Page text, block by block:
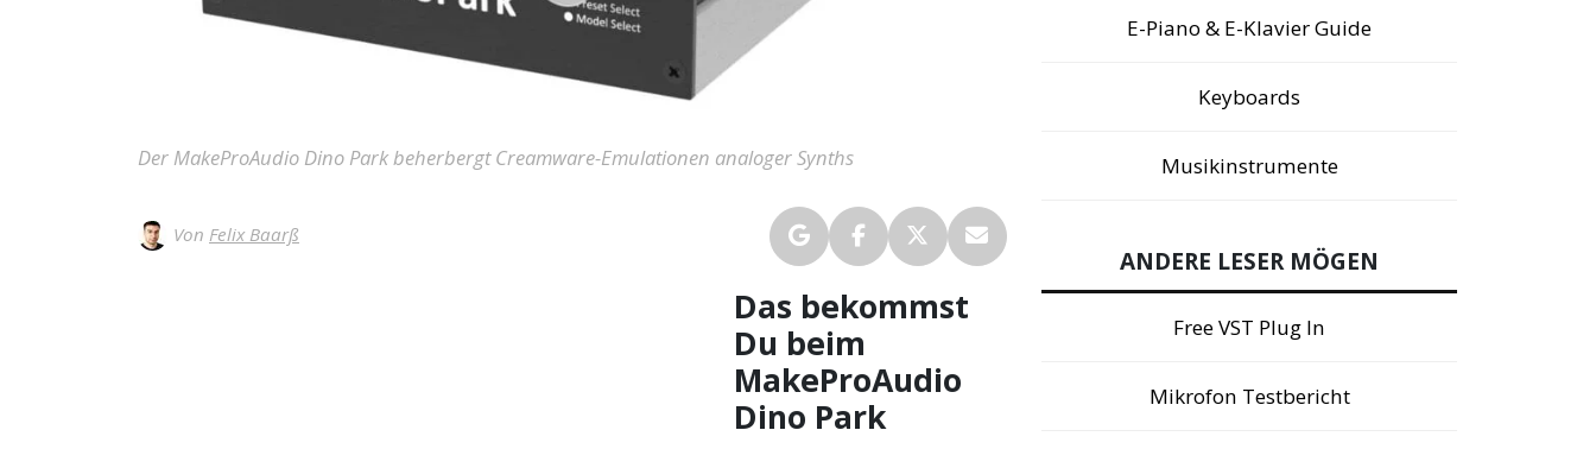
Der MakeProAudio Dino Park beherbergt Creamware-Emulationen analoger Synths
Von Felix Baarß
Das bekommst
Du beim
MakeProAudio
Dino Park
E-Piano & E-Klavier Guide
Keyboards
Musikinstrumente
ANDERE LESER MÖGEN
Free VST Plug In
Mikrofon Testbericht